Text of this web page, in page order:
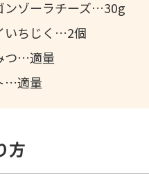
ンゾーラチーズ
30g
いちじく
2個
つ
適量
適量
方